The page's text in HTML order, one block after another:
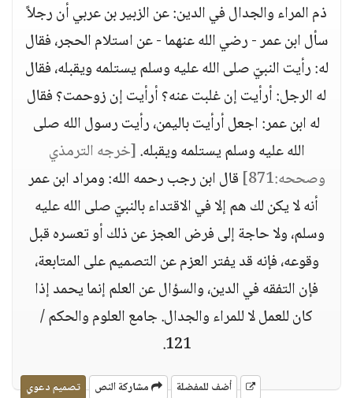
ذم المراء والجدال في الدين: عن الزبير بن عربي أن رجلاً
سأل ابن عمر - رضي الله عنهما - عن استلام الحجر، فقال
له: رأيت النبيّ صلى الله عليه وسلم يستلمه ويقبله، فقال
له الرجل: أرأيت إن غلبت عنه؟ أرأيت إن زوحمت؟ فقال
له ابن عمر: اجعل أرأيت باليمن، رأيت رسول الله صلى
الله عليه وسلم يستلمه ويقبله.[خرجه الترمذي
وصححه:871]
قال ابن رجب رحمه الله: ومراد ابن عمر
أنه لا يكن لك هم إلا في الاقتداء بالنبيّ صلى الله عليه
وسلم، ولا حاجة إلى فرض العجز عن ذلك أو تعسره قبل
وقوعه، فإنه قد يفتر العزم عن التصميم على المتابعة،
فإن التفقه في الدين، والسؤال عن العلم إنما يحمد إذا
كان للعمل لا للمراء والجدال. جامع العلوم والحكم /
121.
أضف للمفضلة مشاركة النص تصميم دعوي